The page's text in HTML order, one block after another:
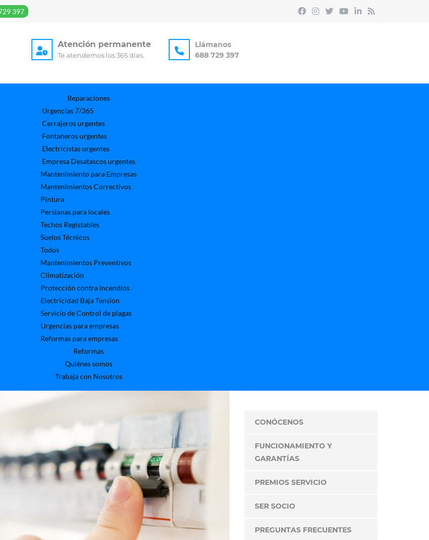
397
Atención permanente
Te atendemos los 365 días.
Llámanos
688 729 397
Reparaciones
Urgencias 7/365
Cerrajeros urgentes
Fontaneros urgentes
Electricistas urgentes
Empresa Desatascos urgentes
Mantenimiento para Empresas​
Mantenimientos Correctivos
Pintura
Persianas para locales
Techos Registables
Suelos Técnicos
Todos
Mantenimientos Preventivos
Climatización
Protección contra incendios
Electricidad Baja Tensión
Servicio de Control de plagas
Urgencias para empresas
Reformas para empresas
Reformas
Quiénes somos
Trabaja con Nosotros
CONÓCENOS
FUNCIONAMIENTO Y
GARANTÍAS
PREMIOS SERVICIO
SER SOCIO
PREGUNTAS FRECUENTES